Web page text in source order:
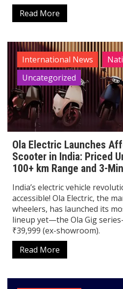
Read More
International News
Uncategorized
Ola Electric Launches
Scooter in India: Priced
100+ km Range and 3-
India’s electric vehicle
accessible! Ola Electric, the
wheelers, has launched its
lineup yet—the Ola Gig
₹39,999 (ex-showroom).
Read More